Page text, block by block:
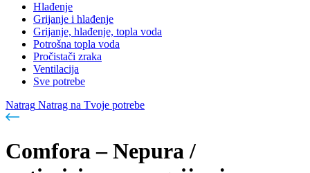
Hlađenje
Grijanje i hlađenje
Grijanje, hlađenje, topla voda
Potrošna topla voda
Pročistači zraka
Ventilacija
Sve potrebe
Natrag Natrag na Tvoje potrebe
Comfora – Nepura /